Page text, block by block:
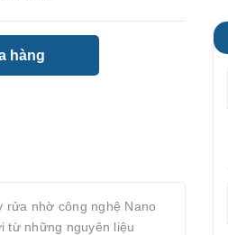
hàng
rửa nhờ công nghệ Nano
từ những nguyên liệu